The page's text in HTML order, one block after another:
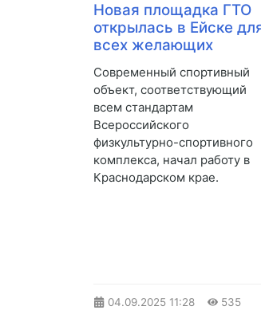
Новая площадка ГТО
открылась в Ейске
всех желающих
Современный спортивный
объект, соответствующий
всем стандартам
Всероссийского
физкультурно-спортивного
комплекса, начал работу в
Краснодарском крае.
04.09.2025 11:28
535